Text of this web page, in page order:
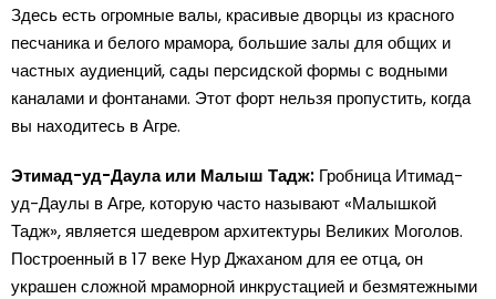
Здесь есть огромные валы, красивые дворцы из красного
песчаника и белого мрамора, большие залы для общих и
частных аудиенций, сады персидской формы с водными
каналами и фонтанами. Этот форт нельзя пропустить, когда
вы находитесь в Агре.
Этимад-уд-Даула или Малыш Тадж: Гробница Итимад-
уд-Даулы в Агре, которую часто называют «Малышкой
Тадж», является шедевром архитектуры Великих Моголов.
Построенный в 17 веке Нур Джаханом для ее отца, он
украшен сложной мраморной инкрустацией и безмятежными